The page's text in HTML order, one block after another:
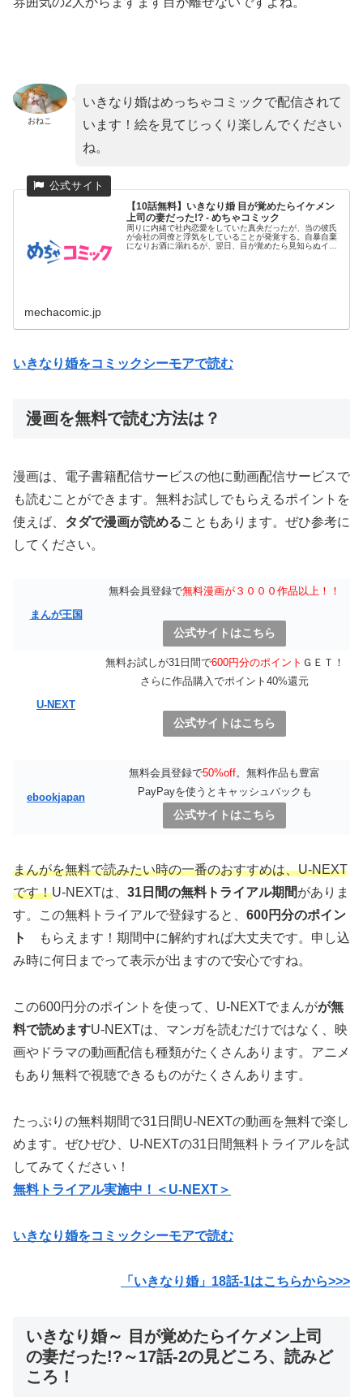
おねこ
いきなり婚はめっちゃコミックで配信されて
います！絵を見てじっくり楽しんでください
ね。
【10話無料】いきなり婚 目が覚めたらイケメン
上司の妻だった!? - めちゃコミック
周りに内緒で社内恋愛をしていた真央だったが、当の彼氏
が会社の同僚と浮気をしていることが発覚する。自暴自棄
になりお酒に溺れるが、翌日、目が覚めたら見知らぬイケ
mechacomic.jp
いきなり婚をコミックシーモアで読む
漫画を無料で読む方法は？
漫画は、電子書籍配信サービスの他に動画配信サービスで
も読むことができます。無料お試しでもらえるポイントを
使えば、 タダで漫画が読めることもあります。ぜひ参考に
してください。
まんが王国
無料会員登録で無料漫画が３０００作品以上！！
公式サイトはこちら
U-NEXT
無料お試しが31日間で600円分のポイント ＧＥＴ！
さらに作品購入でポイント40%還元
公式サイトはこちら
ebookjapan
無料会員登録で50%off。無料作品も豊富
PayPayを使うとキャッシュバックも
公式サイトはこちら
まんがを無料で読みたい時の一番のおすすめは、U-NEXT
です！U-NEXTは、 31日間の無料トライアル期間がありま
す。この無料トライアルで登録すると、 600円分のポイン
ト
もらえます！期間中に解約すれば大丈夫です。申し込
み時に何日までって表示が出ますので安心ですね。
この600円分のポイントを使って、U-NEXTでまんがが無
料で読めますU-NEXTは、マンガを読むだけではなく、映
画やドラマの動画配信も種類がたくさんあります。アニメ
もあり無料で視聴できるものがたくさんあります。
たっぷりの無料期間で31日間U-NEXTの動画を無料で楽し
めます。ぜひぜひ、U-NEXTの31日間無料トライアルを試
してみてください！
無料トライアル実施中！＜U-NEXT＞
いきなり婚をコミックシーモアで読む
「いきなり婚」18話-1はこちらから>>>
いきなり婚～ 目が覚めたらイケメン上司
の妻だった!?～17話-2の見どころ、読みど
ころ！